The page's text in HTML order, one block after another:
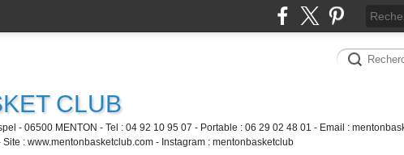
CLUB
- 06500 MENTON - Tel : 04 92 10 95 07 - Portable : 06 29 02 48 01 - Email :
: www.mentonbasketclub.com - Instagram : mentonbasketclub